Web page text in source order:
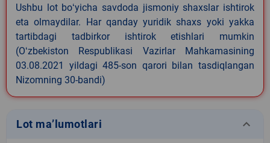
Ushbu lot boʻyicha savdoda jismoniy shaxslar ishtirok
eta olmaydilar. Har qanday yuridik shaxs yoki yakka
tartibdagi tadbirkor ishtirok etishlari mumkin
(Oʻzbekiston Respublikasi Vazirlar Mahkamasining
03.08.2021 yildagi 485-son qarori bilan tasdiqlangan
Nizomning 30-bandi)
Lot ma’lumotlari keyboard_arrow_down